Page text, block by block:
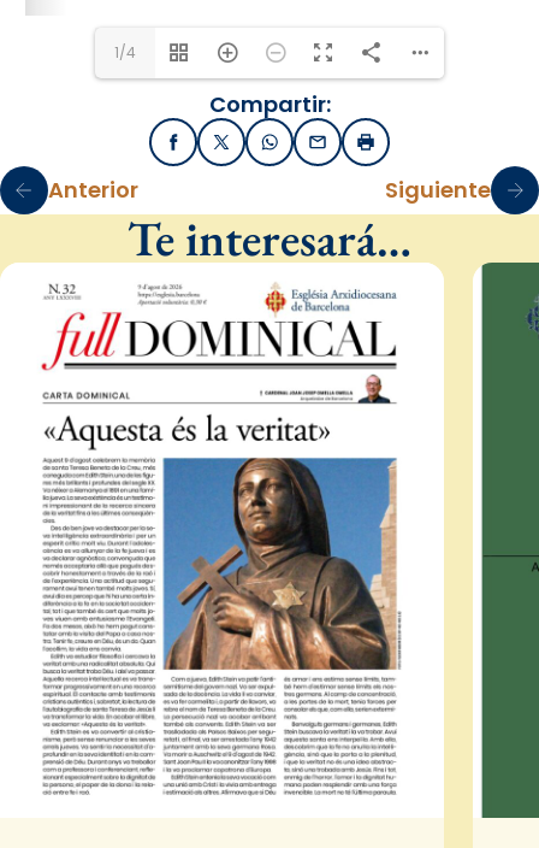
1/4
Compartir:
FacebookX / TwitterWhatsApp
EmailImprimir
Anterior Siguiente
Te interesará…